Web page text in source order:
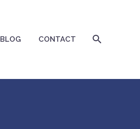
BLOG CONTACT